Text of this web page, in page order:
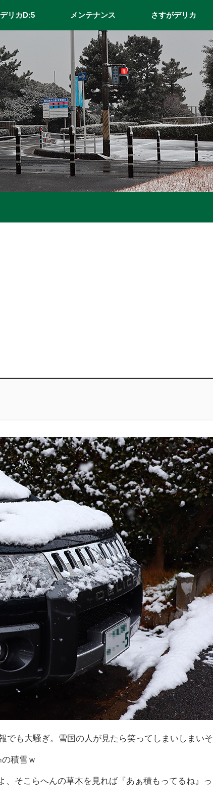
デリカD:5 メンテナンス さすがデリカ
でも大騒ぎ。雪国の人が見たら笑ってしまいしまいそ
積雪ｗ
そこらへんの草木を見れば『あぁ積もってるね』っ